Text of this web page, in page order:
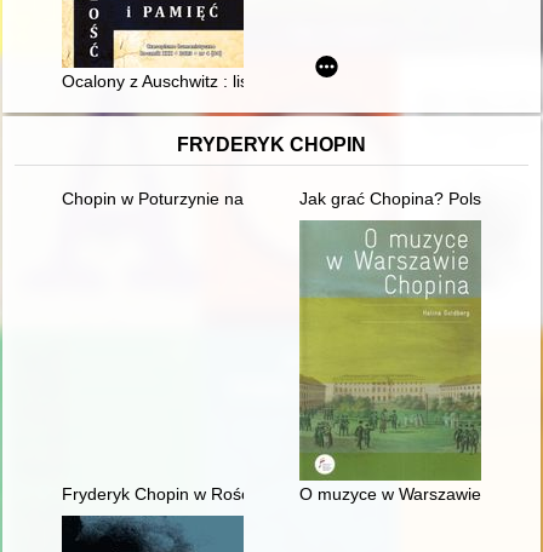
Ocalony z Auschwitz : listy Bolesława Świderskiego do
FRYDERYK CHOPIN
Chopin w Poturzynie na Ziemi ZamojskiejJak grać Chopina? Polska
Fryderyk Chopin w RościszewieO muzyce w Warszawie